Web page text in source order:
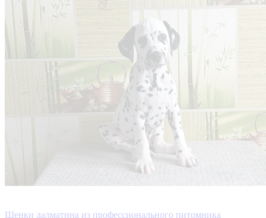
Щенки далматина из профессионального питомника